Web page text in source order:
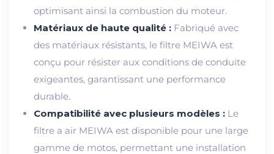
optimisant ainsi la combustion du moteur.
Matériaux de haute qualité : Fabriqué avec
des matériaux résistants, le filtre MEIWA est
conçu pour résister aux conditions de conduite
exigeantes, garantissant une performance
durable.
Compatibilité avec plusieurs modèles : Le
filtre a air MEIWA est disponible pour une large
gamme de motos, permettant une installation